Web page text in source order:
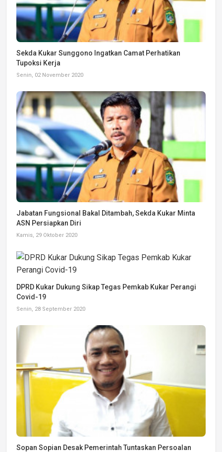
Sekda Kukar Sunggono Ingatkan Camat Perhatikan
Tupoksi Kerja
Senin, 02 November 2020
Jabatan Fungsional Bakal Ditambah, Sekda Kukar Minta
ASN Persiapkan Diri
Kamis, 29 Oktober 2020
DPRD Kukar Dukung Sikap Tegas Pemkab Kukar Perangi
Covid-19
Senin, 28 September 2020
Sopan Sopian Desak Pemerintah Tuntaskan Persoalan